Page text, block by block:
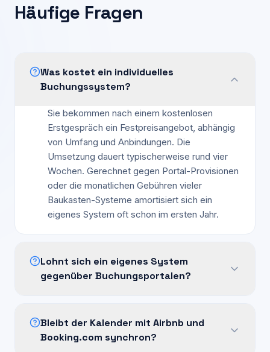
Häufige Fragen
Was kostet ein individuelles
Buchungssystem?
Sie bekommen nach einem kostenlosen
Erstgespräch ein Festpreisangebot, abhängig
von Umfang und Anbindungen. Die
Umsetzung dauert typischerweise rund vier
Wochen. Gerechnet gegen Portal-Provisionen
oder die monatlichen Gebühren vieler
Baukasten-Systeme amortisiert sich ein
eigenes System oft schon im ersten Jahr.
Lohnt sich ein eigenes System
gegenüber Buchungsportalen?
Bleibt der Kalender mit Airbnb und
Booking.com synchron?